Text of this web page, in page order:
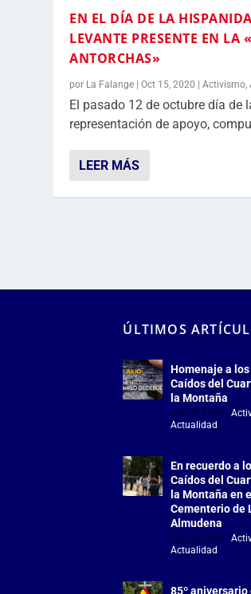
EN EL DÍA DE LA
LEVANTE PRESENTE EN LA
ANTORCHAS»
por La Falange |Oct 15, 2020 |Activismo,
El pasado 12 de octubre día de
representación de apoyo,
LEER MÁS
ÚLTIMOS
Homenaje a los
Caídos del
la Montaña
Jul 18, 2026 |
Actualidad
En recuerdo a
Caídos del
la Montaña en el
Cementerio de
Almudena
Jul 18, 2026 |
Actualidad
85º aniversario